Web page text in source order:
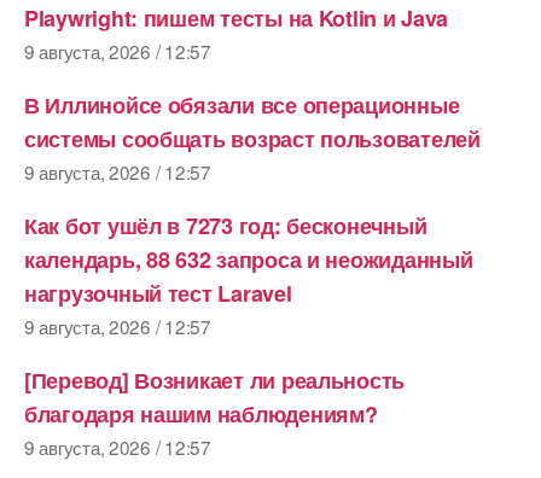
Playwright: пишем тесты на Kotlin и Java
9 августа, 2026 / 12:57
В Иллинойсе обязали все операционные
системы сообщать возраст пользователей
9 августа, 2026 / 12:57
Как бот ушёл в 7273 год: бесконечный
календарь, 88 632 запроса и неожиданный
нагрузочный тест Laravel
9 августа, 2026 / 12:57
[Перевод] Возникает ли реальность
благодаря нашим наблюдениям?
9 августа, 2026 / 12:57